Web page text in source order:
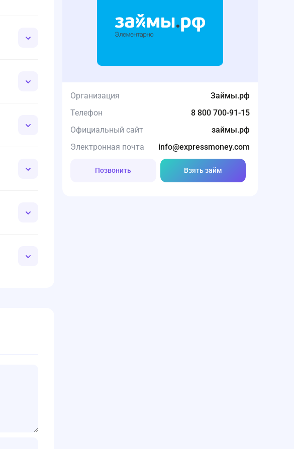
Организация
Займы.рф
Телефон
8 800 700-91-15
Официальный сайт
займы.рф
Электронная почта
info@expressmoney.com
Позвонить Взять займ